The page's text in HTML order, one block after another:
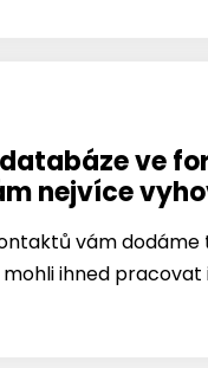
ve
nejvíce
vám dodáme
mohli ihned pracovat i